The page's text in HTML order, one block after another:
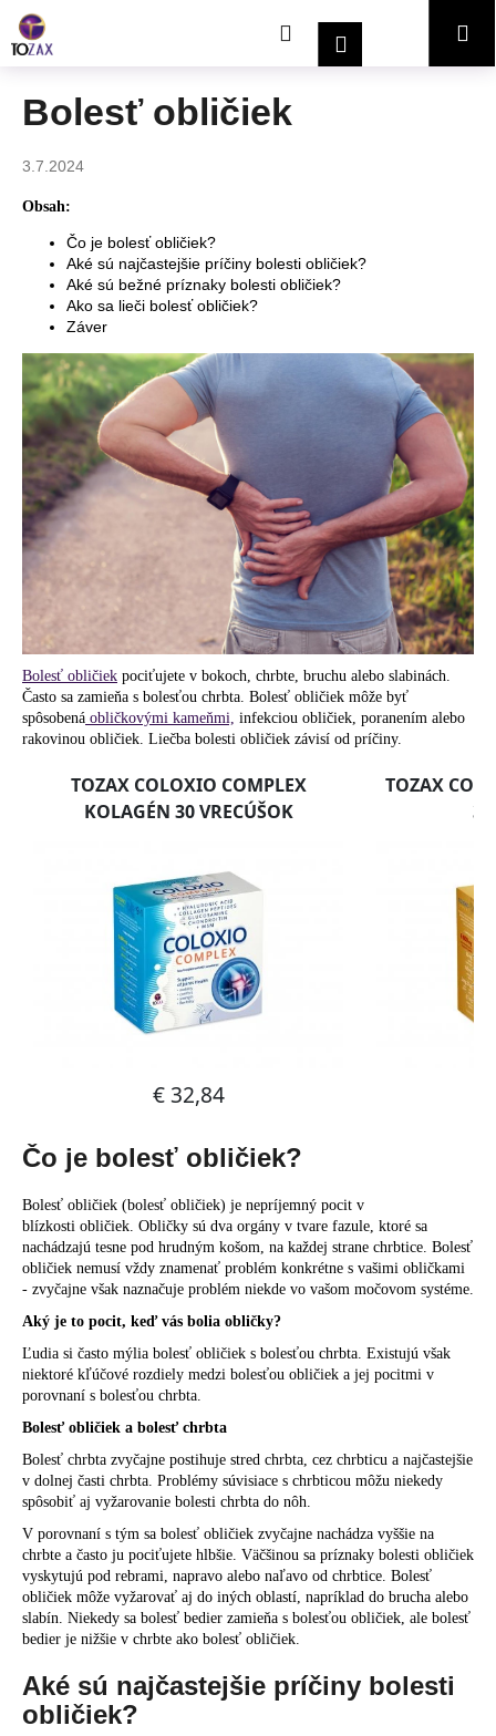
obsah
HľadaťPrihlásenieNákupný
Bolesť obličiek
3.7.2024
Obsah:
Čo je bolesť obličiek?
Aké sú najčastejšie príčiny bolesti obličiek?
Aké sú bežné príznaky bolesti obličiek?
Ako sa lieči bolesť obličiek?
Záver
Bolesť obličiek pociťujete v bokoch, chrbte, bruchu alebo slabinách.
Často sa zamieňa s bolesťou chrbta. Bolesť obličiek môže byť
spôsobená obličkovými kameňmi, infekciou obličiek, poranením alebo
rakovinou obličiek. Liečba bolesti obličiek závisí od príčiny.
Čo je bolesť obličiek?
Bolesť obličiek (bolesť obličiek) je nepríjemný pocit v
blízkosti obličiek. Obličky sú dva orgány v tvare fazule, ktoré sa
nachádzajú tesne pod hrudným košom, na každej strane chrbtice. Bolesť
obličiek nemusí vždy znamenať problém konkrétne s vašimi obličkami
- zvyčajne však naznačuje problém niekde vo vašom močovom systéme.
Aký je to pocit, keď vás bolia obličky?
Ľudia si často mýlia bolesť obličiek s bolesťou chrbta. Existujú však
niektoré kľúčové rozdiely medzi bolesťou obličiek a jej pocitmi v
porovnaní s bolesťou chrbta.
Bolesť obličiek a bolesť chrbta
Bolesť chrbta zvyčajne postihuje stred chrbta, cez chrbticu a najčastejšie
v dolnej časti chrbta. Problémy súvisiace s chrbticou môžu niekedy
spôsobiť aj vyžarovanie bolesti chrbta do nôh.
V porovnaní s tým sa bolesť obličiek zvyčajne nachádza vyššie na
chrbte a často ju pociťujete hlbšie. Väčšinou sa príznaky bolesti obličiek
vyskytujú pod rebrami, napravo alebo naľavo od chrbtice. Bolesť
obličiek môže vyžarovať aj do iných oblastí, napríklad do brucha alebo
slabín. Niekedy sa bolesť bedier zamieňa s bolesťou obličiek, ale bolesť
bedier je nižšie v chrbte ako bolesť obličiek.
Aké sú najčastejšie príčiny bolesti
obličiek?
o
Č
p
o
u
j
e
t
e
n
á
j
s
ť
?